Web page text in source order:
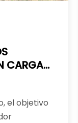
CARGA
el objetivo